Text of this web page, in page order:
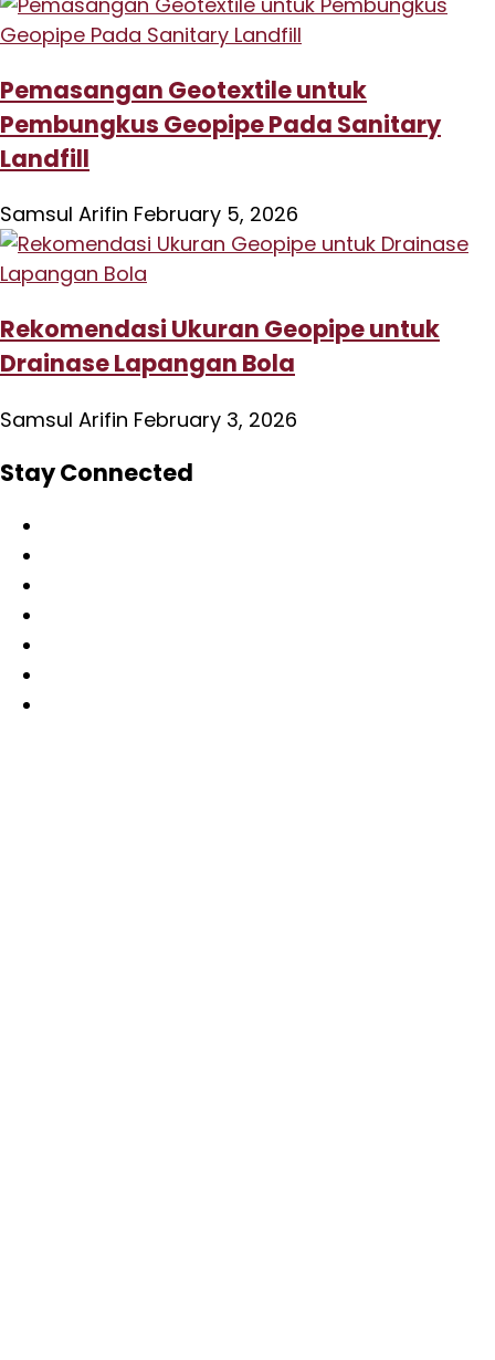
Pemasangan Geotextile untuk
Pembungkus Geopipe Pada Sanitary
Landfill
Samsul Arifin February 5, 2026
Rekomendasi Ukuran Geopipe untuk
Drainase Lapangan Bola
Samsul Arifin February 3, 2026
Stay Connected